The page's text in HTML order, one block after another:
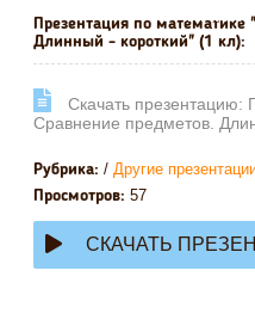
Презентация по математике
Длинный - короткий" (1 кл):
Cкачать презентацию:
Сравнение предметов.
Рубрика: / Другие
Просмотров: 57
СКАЧАТЬ